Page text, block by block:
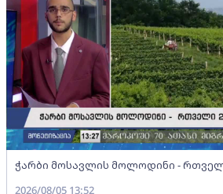
ჭარბი მოსავლის მოლოდინი -
2026/08/05 13:52